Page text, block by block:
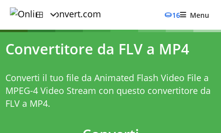
16 Menu
Convertitore da FLV a MP4
Converti il tuo file da Animated Flash Video File a
MPEG-4 Video Stream con questo convertitore da
FLV a MP4.